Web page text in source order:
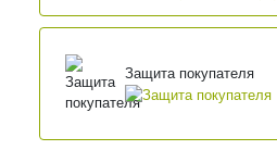
Защита покупателя